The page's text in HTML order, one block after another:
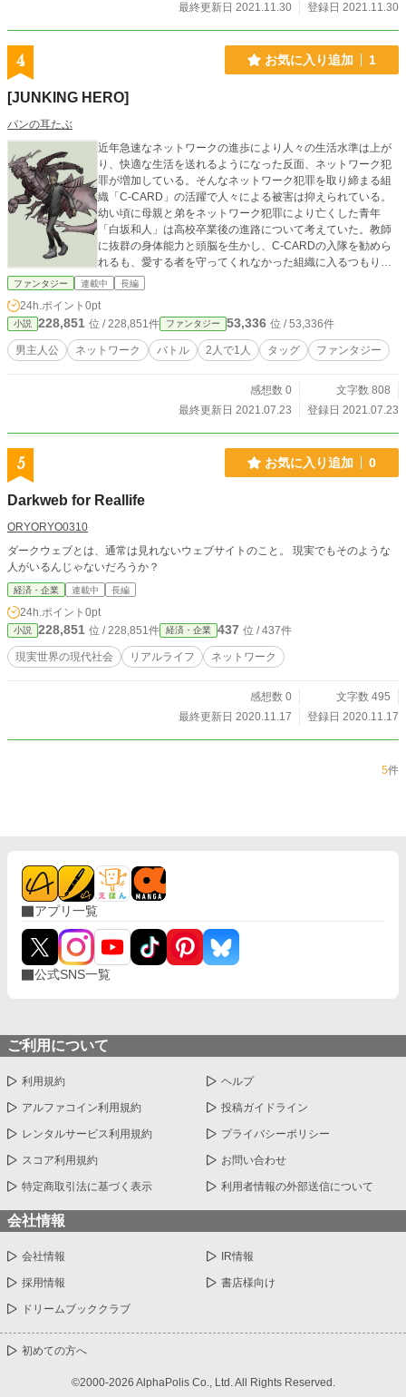
最終更新日 2021.11.30
登録日 2021.11.30
4 お気に入り追加 1
[JUNKING HERO]
パンの耳たぶ
近年急速なネットワークの進歩により人々の生活水準は上が
り、快適な生活を送れるようになった反面、ネットワーク犯
罪が増加している。そんなネットワーク犯罪を取り締まる組
織「C-CARD」の活躍で人々による被害は抑えられている。
幼い頃に母親と弟をネットワーク犯罪により亡くした青年
「白坂和人」は高校卒業後の進路について考えていた。教師
に抜群の身体能力と頭脳を生かし、C-CARDの入隊を勧めら
れるも、愛する者を守ってくれなかった組織に入るつもりは
ないと断固拒否する。そんなある日事件が起きる。幼馴染で
うのだ。そんな彼女を救うため、和人は誰にも頼らず1人で彼
女を救いに行くのであった。 白坂和人、そしてC-CARD、ネ
ットワーク犯罪をめぐる近未来バトル物語！
ファンタジー 連載中 長編
24h.ポイント 0pt
小説 228,851 位 / 228,851件 ファンタジー 53,336 位 / 53,336件
男主人公 ネットワーク バトル 2人で1人 タッグ ファンタジー
感想数 0
文字数 808
最終更新日 2021.07.23
登録日 2021.07.23
5 お気に入り追加 0
Darkweb for Reallife
ORYORYO0310
ダークウェブとは、通常は見れないウェブサイトのこと。 現実でもそのような
人がいるんじゃないだろうか？
経済・企業 連載中 長編
24h.ポイント 0pt
小説 228,851 位 / 228,851件 経済・企業 437 位 / 437件
現実世界の現代社会 リアルライフ ネットワーク
感想数 0
文字数 495
最終更新日 2020.11.17
登録日 2020.11.17
5件
アプリ一覧
公式SNS一覧
ご利用について
利用規約 ヘルプ
アルファコイン利用規約 投稿ガイドライン
レンタルサービス利用規約 プライバシーポリシー
スコア利用規約 お問い合わせ
特定商取引法に基づく表示 利用者情報の外部送信について
会社情報
会社情報 IR情報
採用情報 書店様向け
ドリームブッククラブ
初めての方へ
©2000-2026 AlphaPolis Co., Ltd. All Rights Reserved.